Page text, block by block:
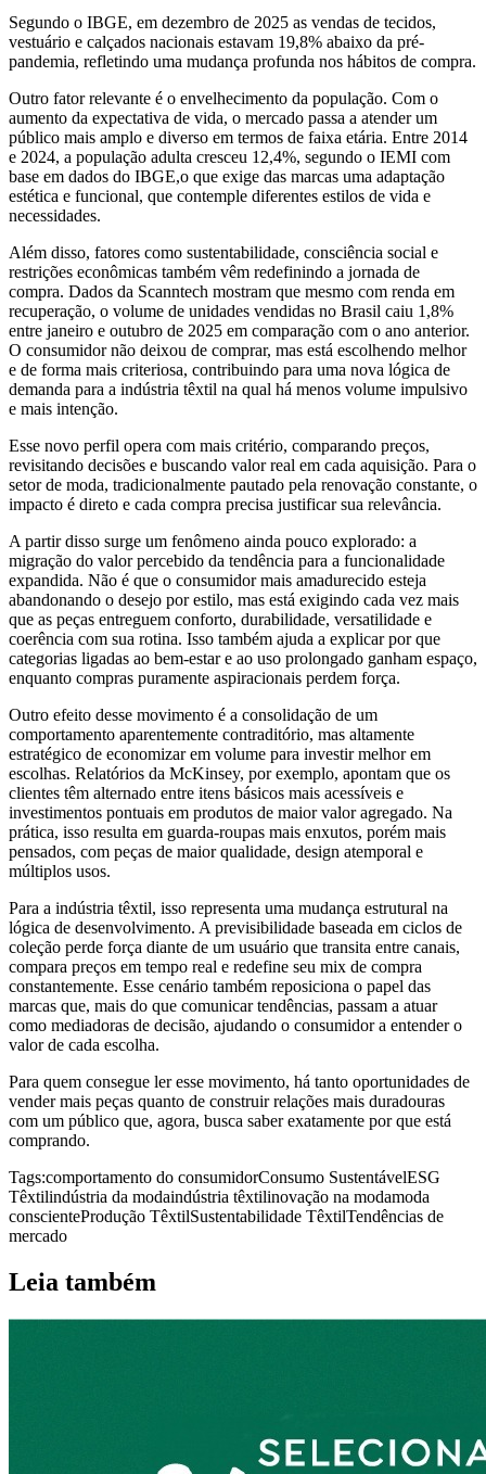
Segundo o IBGE, em dezembro de 2025 as vendas de tecidos,
vestuário e calçados nacionais estavam 19,8% abaixo da pré-
pandemia, refletindo uma mudança profunda nos hábitos de compra.
Outro fator relevante é o envelhecimento da população. Com o
aumento da expectativa de vida, o mercado passa a atender um
público mais amplo e diverso em termos de faixa etária. Entre 2014
e 2024, a população adulta cresceu 12,4%, segundo o IEMI com
base em dados do IBGE,o que exige das marcas uma adaptação
estética e funcional, que contemple diferentes estilos de vida e
necessidades.
Além disso, fatores como sustentabilidade, consciência social e
restrições econômicas também vêm redefinindo a jornada de
compra. Dados da Scanntech mostram que mesmo com renda em
recuperação, o volume de unidades vendidas no Brasil caiu 1,8%
entre janeiro e outubro de 2025 em comparação com o ano anterior.
O consumidor não deixou de comprar, mas está escolhendo melhor
e de forma mais criteriosa, contribuindo para uma nova lógica de
demanda para a indústria têxtil na qual há menos volume impulsivo
e mais intenção.
Esse novo perfil opera com mais critério, comparando preços,
revisitando decisões e buscando valor real em cada aquisição. Para o
setor de moda, tradicionalmente pautado pela renovação constante, o
impacto é direto e cada compra precisa justificar sua relevância.
A partir disso surge um fenômeno ainda pouco explorado: a
migração do valor percebido da tendência para a funcionalidade
expandida. Não é que o consumidor mais amadurecido esteja
abandonando o desejo por estilo, mas está exigindo cada vez mais
que as peças entreguem conforto, durabilidade, versatilidade e
coerência com sua rotina. Isso também ajuda a explicar por que
categorias ligadas ao bem-estar e ao uso prolongado ganham espaço,
enquanto compras puramente aspiracionais perdem força.
Outro efeito desse movimento é a consolidação de um
comportamento aparentemente contraditório, mas altamente
estratégico de economizar em volume para investir melhor em
escolhas. Relatórios da McKinsey, por exemplo, apontam que os
clientes têm alternado entre itens básicos mais acessíveis e
investimentos pontuais em produtos de maior valor agregado. Na
prática, isso resulta em guarda-roupas mais enxutos, porém mais
pensados, com peças de maior qualidade, design atemporal e
múltiplos usos.
Para a indústria têxtil, isso representa uma mudança estrutural na
lógica de desenvolvimento. A previsibilidade baseada em ciclos de
coleção perde força diante de um usuário que transita entre canais,
compara preços em tempo real e redefine seu mix de compra
constantemente. Esse cenário também reposiciona o papel das
marcas que, mais do que comunicar tendências, passam a atuar
como mediadoras de decisão, ajudando o consumidor a entender o
valor de cada escolha.
Para quem consegue ler esse movimento, há tanto oportunidades de
vender mais peças quanto de construir relações mais duradouras
com um público que, agora, busca saber exatamente por que está
comprando.
Tags:comportamento do consumidorConsumo SustentávelESG
Têxtilindústria da modaindústria têxtilinovação na modamoda
conscienteProdução TêxtilSustentabilidade TêxtilTendências de
mercado
Leia também